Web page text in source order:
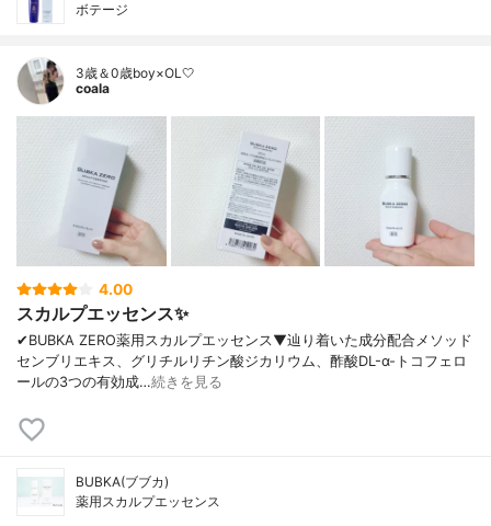
ボテージ
3歳＆0歳boy×OL🤍
coala
4.00
スカルプエッセンス✨
✔︎BUBKA ZERO薬用スカルプエッセンス▼辿り着いた成分配合メソッド
センブリエキス、グリチルリチン酸ジカリウム、酢酸DL-α-トコフェロ
ールの3つの有効成…続きを見る
BUBKA(ブブカ)
薬用スカルプエッセンス